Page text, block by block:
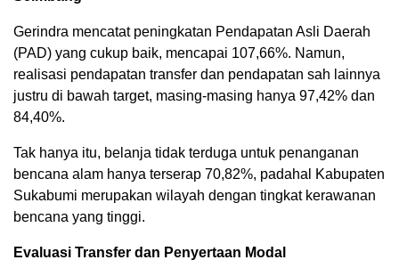
Gerindra mencatat peningkatan Pendapatan Asli Daerah
(PAD) yang cukup baik, mencapai 107,66%. Namun,
realisasi pendapatan transfer dan pendapatan sah lainnya
justru di bawah target, masing-masing hanya 97,42% dan
84,40%.
Tak hanya itu, belanja tidak terduga untuk penanganan
bencana alam hanya terserap 70,82%, padahal Kabupaten
Sukabumi merupakan wilayah dengan tingkat kerawanan
bencana yang tinggi.
Evaluasi Transfer dan Penyertaan Modal